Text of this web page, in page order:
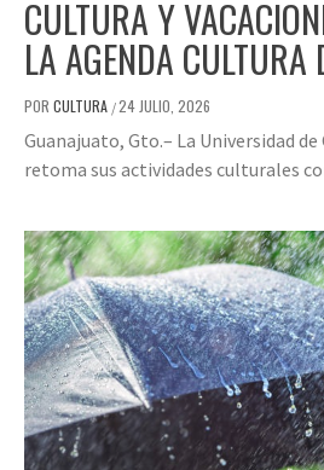
CULTURA Y
LA AGENDA CULTURA
POR CULTURA /24 JULIO, 2026
Guanajuato, Gto.– La Universidad
retoma sus actividades culturales